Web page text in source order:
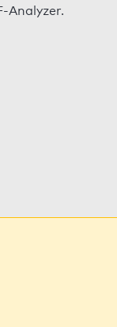
Analyzer.